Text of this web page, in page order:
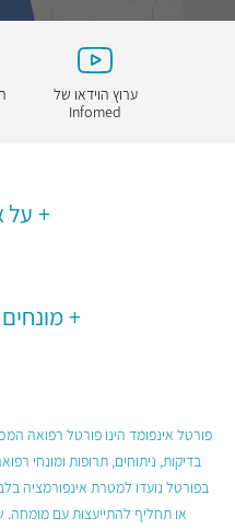
ערוץ הוידאו של
Infomed
על
פורטל אינפומד הינו פורטל רפואה
בדיקות, ניתוחים, תרופות ומונחי
בפורטל נועדו למטרת אינפורמציה
או תחליף להתייעצות עם מומחה.